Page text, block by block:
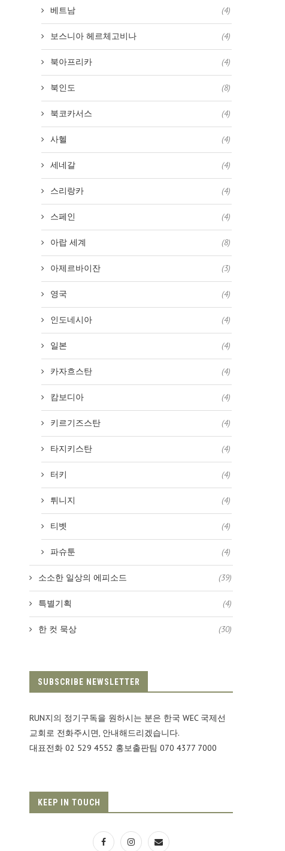
무슬림 문화에서그리스도 문화까지
2026년 June 24일
베트남 (4)
보스니아 헤르체고비나 (4)
북아프리카 (4)
북인도 (8)
북코카서스 (4)
사헬 (4)
세네갈 (4)
스리랑카 (4)
스페인 (4)
아랍 세계 (8)
아제르바이잔 (3)
영국 (4)
인도네시아 (4)
일본 (4)
카자흐스탄 (4)
캄보디아 (4)
키르기즈스탄 (4)
타지키스탄 (4)
터키 (4)
튀니지 (4)
티벳 (4)
파슈툰 (4)
소소한 일상의 에피소드 (39)
특별기획 (4)
한 컷 묵상 (30)
SUBSCRIBE NEWSLETTER
RUN지의 정기구독을 원하시는 분은 한국 WEC 국제선
교회로 전화주시면, 안내해드리겠습니다.
대표전화 02 529 4552 홍보출판팀 070 4377 7000
KEEP IN TOUCH